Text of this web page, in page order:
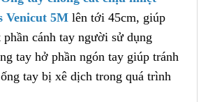
Venicut 5M lên tới 45cm, giúp
phần cánh tay người sử dụng
tay hở phần ngón tay giúp tránh
tay bị xê dịch trong quá trình